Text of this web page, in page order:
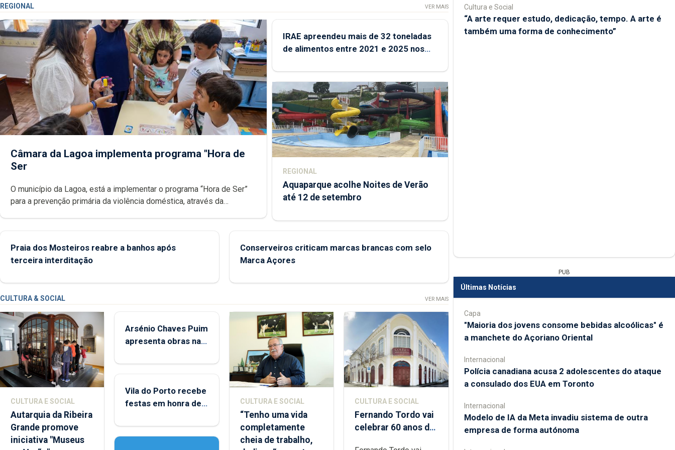
REGIONAL VER MAIS
Câmara da Lagoa implementa programa "Hora de
Ser
O município da Lagoa, está a implementar o programa “Hora de Ser”
para a prevenção primária da violência doméstica, através da
IRAE apreendeu mais de 32 toneladas
de alimentos entre 2021 e 2025 nos
REGIONAL
Aquaparque acolhe Noites de Verão
até 12 de setembro
Praia dos Mosteiros reabre a banhos após
terceira interditação
Conserveiros criticam marcas brancas com selo
Marca Açores
CULTURA & SOCIAL VER MAIS
CULTURA E SOCIAL
Autarquia da Ribeira
Grande promove
iniciativa "Museus
Arsénio Chaves Puim
apresenta obras na
Porto
Vila do Porto recebe
festas em honra de
Assunção
CULTURA E SOCIAL
“Tenho uma vida
completamente
cheia de trabalho,
CULTURA E SOCIAL
Fernando Tordo vai
celebrar 60 anos de
Cultura e Social
“A arte requer estudo, dedicação, tempo. A arte é
também uma forma de conhecimento”
PUB
Últimas Notícias
Capa
"Maioria dos jovens consome bebidas alcoólicas" é
a manchete do Açoriano Oriental
Internacional
Polícia canadiana acusa 2 adolescentes do ataque
a consulado dos EUA em Toronto
Internacional
Modelo de IA da Meta invadiu sistema de outra
empresa de forma autónoma